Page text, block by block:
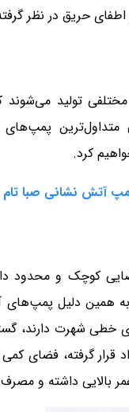
حریق در نظر
تولید می‌شوند
متداول‌ترین
کرد.
پمپ آتش نشانی صبا
فضایی کوچک و محدود
به همین دلیل
خطی شهرت دارند،
گرفته، فضای
بالایی داشته و